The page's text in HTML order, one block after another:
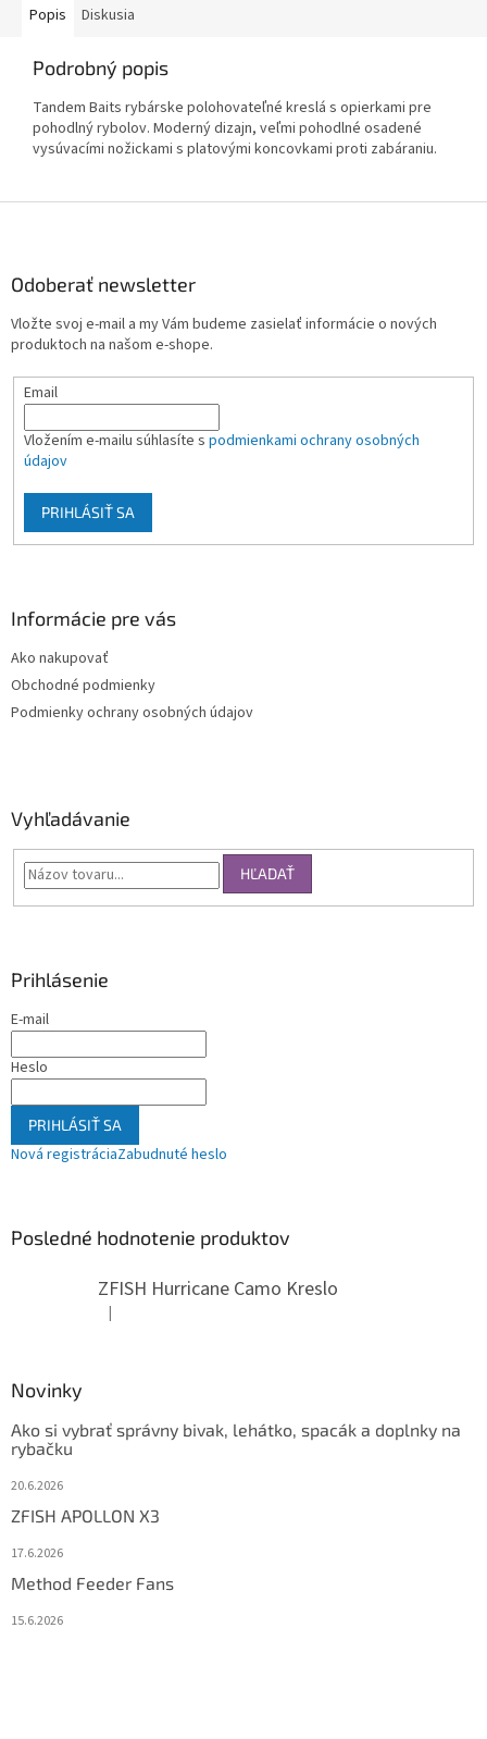
Popis Diskusia
Podrobný popis
Tandem Baits rybárske polohovateľné kreslá s opierkami pre
pohodlný rybolov. Moderný dizajn, veľmi pohodlné osadené
vysúvacími nožickami s platovými koncovkami proti zabáraniu.
Odoberať newsletter
Vložte svoj e-mail a my Vám budeme zasielať informácie o nových
produktoch na našom e-shope.
Email
Vložením e-mailu súhlasíte s podmienkami ochrany osobných
údajov
PRIHLÁSIŤ SA
Informácie pre vás
Ako nakupovať
Obchodné podmienky
Podmienky ochrany osobných údajov
Vyhľadávanie
HĽADAŤ
Prihlásenie
E-mail
Heslo
PRIHLÁSIŤ SA
Nová registráciaZabudnuté heslo
Posledné hodnotenie produktov
ZFISH Hurricane Camo Kreslo
Hodnotenie produktu je 5 z 5 hviezdičiek.
|
Novinky
Ako si vybrať správny bivak, lehátko, spacák a doplnky na
rybačku
20.6.2026
ZFISH APOLLON X3
17.6.2026
Method Feeder Fans
15.6.2026